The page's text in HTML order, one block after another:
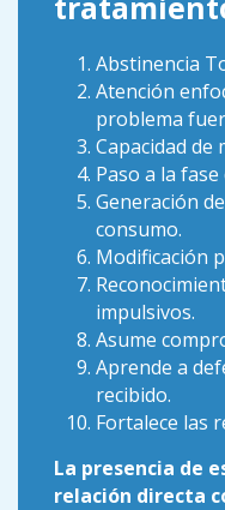
Abstinencia
Atención
problema
Capacidad de
Paso a la
Generación
consumo.
Modificación
impulsivos.
Asume
Aprende a
recibido.
Fortalece las
La presencia de
relación directa